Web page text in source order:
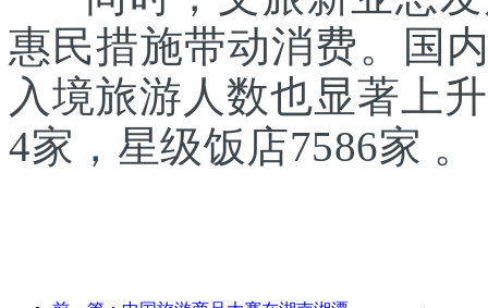
惠民措施带动消费。国
入境旅游人数也显著上
4家，星级饭店7586家 。